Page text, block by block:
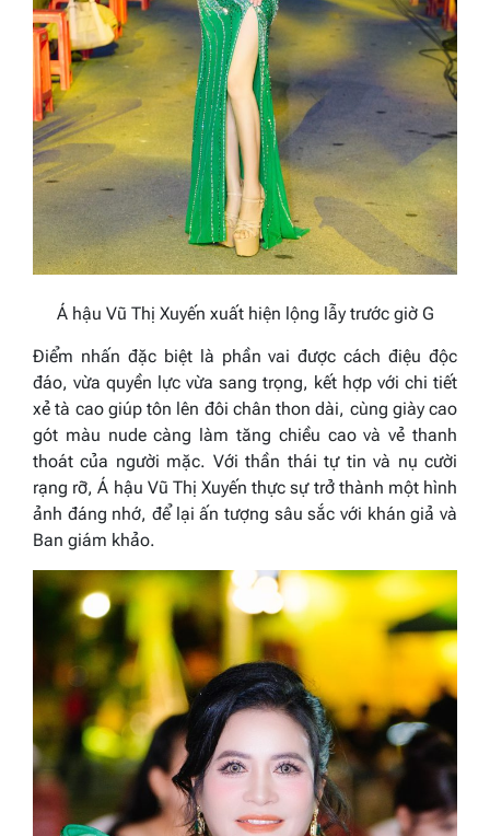
Á hậu Vũ Thị Xuyến xuất hiện lộng lẫy trước giờ G
Điểm nhấn đặc biệt là phần vai được cách điệu độc
đáo, vừa quyền lực vừa sang trọng, kết hợp với chi tiết
xẻ tà cao giúp tôn lên đôi chân thon dài, cùng giày cao
gót màu nude càng làm tăng chiều cao và vẻ thanh
thoát của người mặc. Với thần thái tự tin và nụ cười
rạng rỡ, Á hậu Vũ Thị Xuyến thực sự trở thành một hình
ảnh đáng nhớ, để lại ấn tượng sâu sắc với khán giả và
Ban giám khảo.